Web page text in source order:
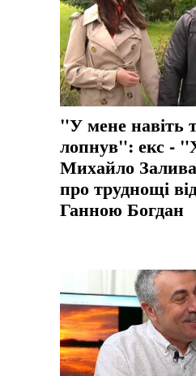
"У мене навіть
лопнув": екс -
Михайло
про труднощі
Ганною Богдан